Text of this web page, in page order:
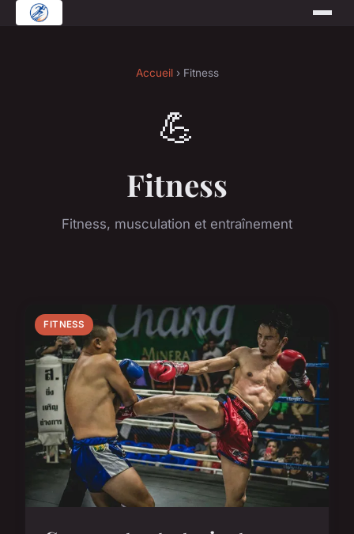
Accueil› Fitness
💪
Fitness
Fitness, musculation et entraînement
FITNESS